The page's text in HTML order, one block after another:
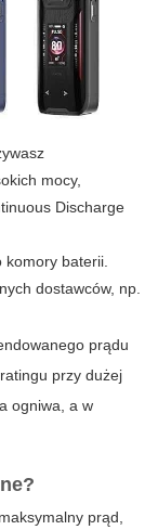
mocy,
Discharge
komory baterii.
dostawców, np.
prądu
przy dużej
ogniwa, a w
prąd,